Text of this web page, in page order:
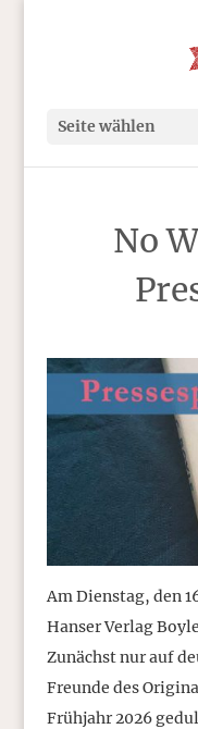
Seite wählen
No
Am Dienstag, den
Hanser Verlag
Zunächst nur auf
Freunde des
Frühjahr 2026